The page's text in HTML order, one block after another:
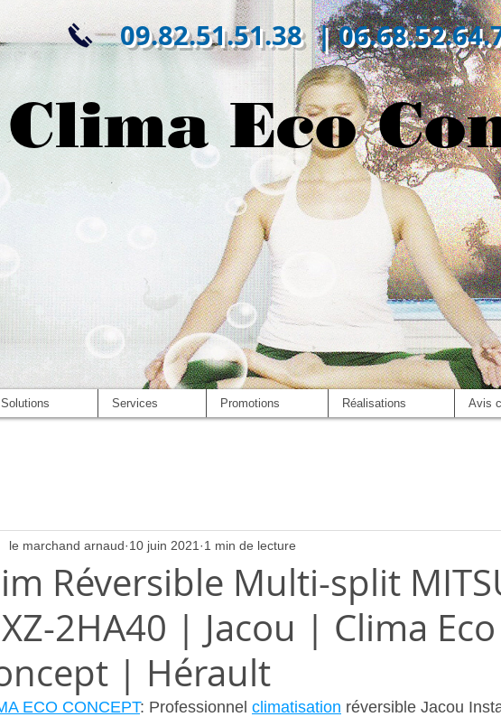
09.82.51.51.38 |
Clima Eco
Solutions Services Promotions Réalisations Avis
Réversible Multi-split
2HA40 | Jacou | Clima Eco
| Hérault
le marchand arnaud 10 juin 2021 1 min de lecture
ECO CONCEPT: Professionnel climatisation réversible Jacou